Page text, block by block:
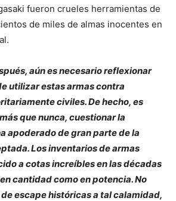
fueron crueles herramientas de
de miles de almas inocentes en
aún es necesario reflexionar
utilizar estas armas contra
civiles. De hecho, es
que nunca, cuestionar la
apoderado de gran parte de la
Los inventarios de armas
a cotas increíbles en las décadas
cantidad como en potencia. No
escape históricas a tal calamidad,